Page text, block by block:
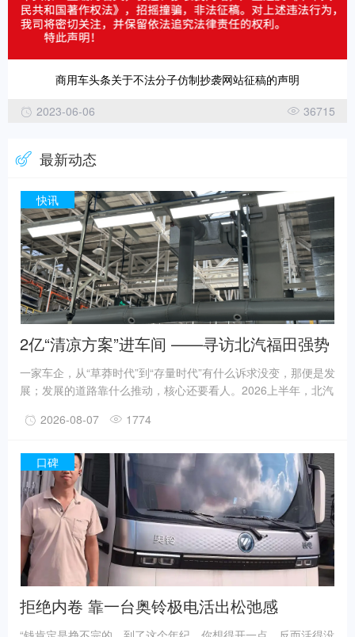
商用车头条关于不法分子仿制抄袭网站征稿的声明
2023-06-06
36715
最新动态
快讯
2亿“清凉方案”进车间 ——寻访北汽福田强势
增长的背后
一家车企，从“草莽时代”到“存量时代”有什么诉求没变，那便是发
展；发展的道路靠什么推动，核心还要看人。2026上半年，北汽
绩单。在那些已经为业界熟知的战略布局、核心科技背后，记者
诸城厂区，发现了这种强势增长背后，来自基层员工的实干动
力。8月3日，正是华北、东北被热浪猛烈席卷的当口，诸城厂区
的室外体感温度已超过39℃，闷热潮湿的窒息感让人只想一头扎
进空调的怀抱；此时，属于北汽福田
2026-08-07 1774
口碑
拒绝内卷 靠一台奥铃极电活出松弛感